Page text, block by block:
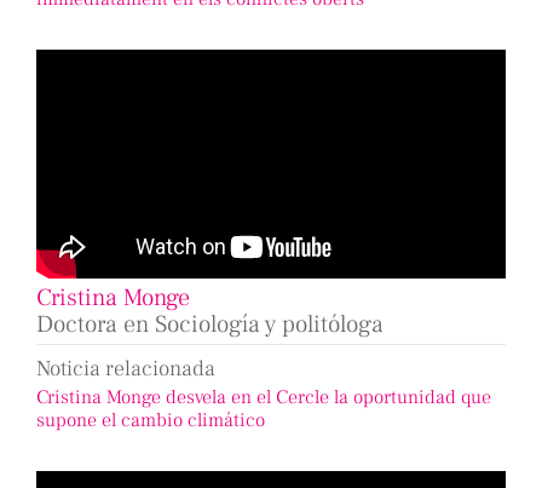
Cristina Monge
Doctora en Sociología y politóloga
Noticia relacionada
Cristina Monge desvela en el Cercle la oportunidad que
supone el cambio climático